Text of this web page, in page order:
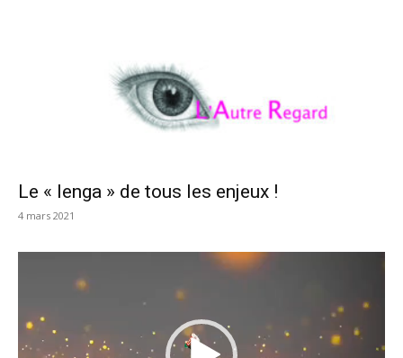
Le « lenga » de tous les enjeux !
4 mars 2021